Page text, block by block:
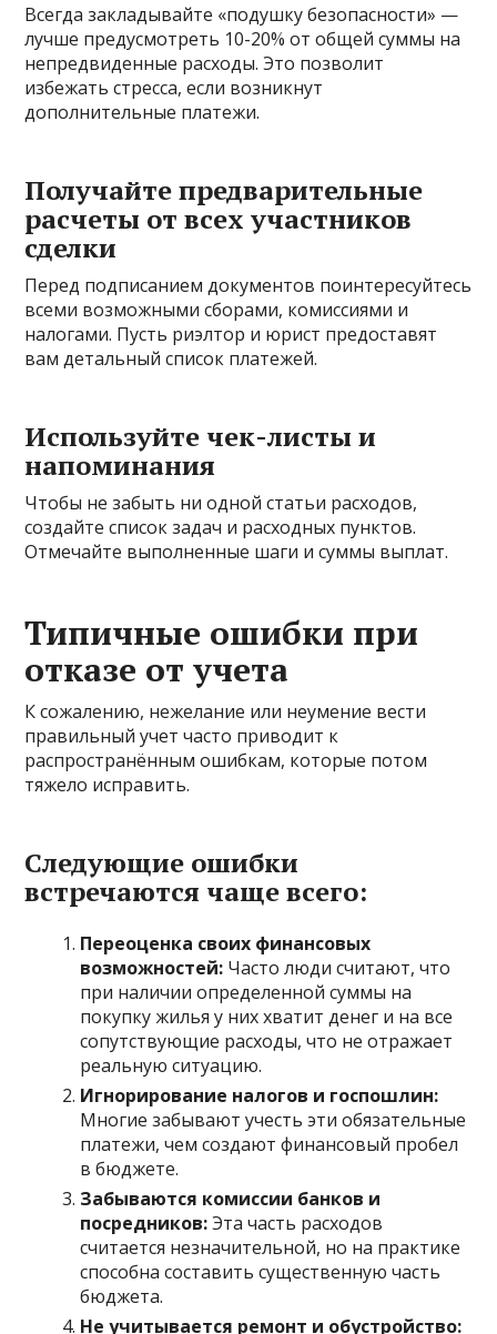
Всегда закладывайте «подушку безопасности» —
лучше предусмотреть 10-20% от общей суммы на
непредвиденные расходы. Это позволит
избежать стресса, если возникнут
дополнительные платежи.
Получайте предварительные
расчеты от всех участников
сделки
Перед подписанием документов поинтересуйтесь
всеми возможными сборами, комиссиями и
налогами. Пусть риэлтор и юрист предоставят
вам детальный список платежей.
Используйте чек-листы и
напоминания
Чтобы не забыть ни одной статьи расходов,
создайте список задач и расходных пунктов.
Отмечайте выполненные шаги и суммы выплат.
Типичные ошибки при
отказе от учета
К сожалению, нежелание или неумение вести
правильный учет часто приводит к
распространённым ошибкам, которые потом
тяжело исправить.
Следующие ошибки
встречаются чаще всего:
Переоценка своих финансовых
возможностей: Часто люди считают, что
при наличии определенной суммы на
покупку жилья у них хватит денег и на все
сопутствующие расходы, что не отражает
реальную ситуацию.
Игнорирование налогов и госпошлин:
Многие забывают учесть эти обязательные
платежи, чем создают финансовый пробел
в бюджете.
Забываются комиссии банков и
посредников:Эта часть расходов
считается незначительной, но на практике
способна составить существенную часть
бюджета.
Не учитывается ремонт и обустройство: